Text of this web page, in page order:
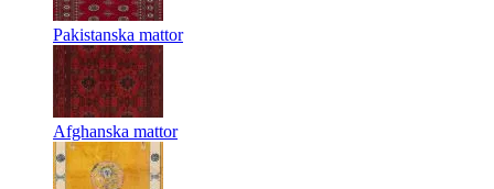
Pakistanska mattor
Afghanska mattor